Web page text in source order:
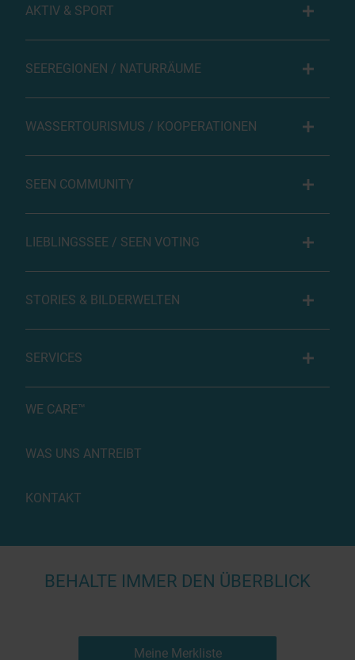
AKTIV & SPORT
SEEREGIONEN / NATURRÄUME
WASSERTOURISMUS / KOOPERATIONEN
SEEN COMMUNITY
LIEBLINGSSEE / SEEN VOTING
STORIES & BILDERWELTEN
SERVICES
WE CARE™
WAS UNS ANTREIBT
KONTAKT
BEHALTE IMMER DEN ÜBERBLICK
Meine Merkliste